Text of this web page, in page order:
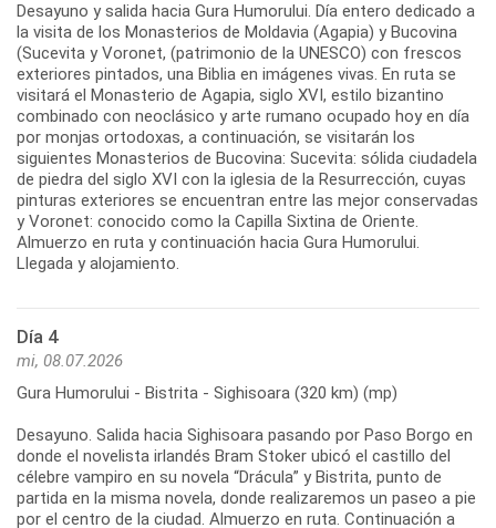
Desayuno y salida hacia Gura Humorului. Día entero dedicado a
la visita de los Monasterios de Moldavia (Agapia) y Bucovina
(Sucevita y Voronet, (patrimonio de la UNESCO) con frescos
exteriores pintados, una Biblia en imágenes vivas. En ruta se
visitará el Monasterio de Agapia, siglo XVI, estilo bizantino
combinado con neoclásico y arte rumano ocupado hoy en día
por monjas ortodoxas, a continuación, se visitarán los
siguientes Monasterios de Bucovina: Sucevita: sólida ciudadela
de piedra del siglo XVI con la iglesia de la Resurrección, cuyas
pinturas exteriores se encuentran entre las mejor conservadas
y Voronet: conocido como la Capilla Sixtina de Oriente.
Almuerzo en ruta y continuación hacia Gura Humorului.
Llegada y alojamiento.
Día 4
mi, 08.07.2026
Gura Humorului - Bistrita - Sighisoara (320 km) (mp)
Desayuno. Salida hacia Sighisoara pasando por Paso Borgo en
donde el novelista irlandés Bram Stoker ubicó el castillo del
célebre vampiro en su novela “Drácula” y Bistrita, punto de
partida en la misma novela, donde realizaremos un paseo a pie
por el centro de la ciudad. Almuerzo en ruta. Continuación a